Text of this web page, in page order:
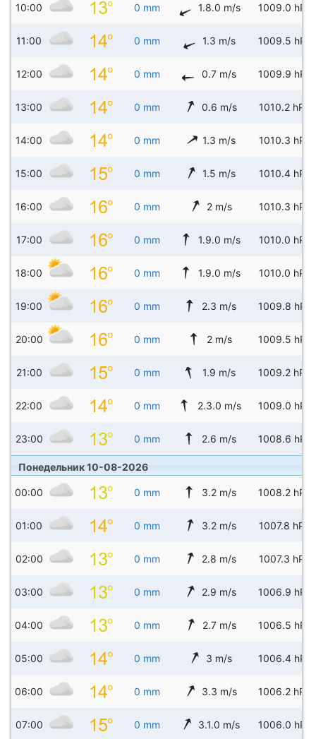
10:00 0 mm 1.8.0 m/s 1009.0 hPa
11:00 0 mm 1.3 m/s 1009.5 hPa
12:00 0 mm 0.7 m/s 1009.9 hPa
13:00 0 mm 0.6 m/s 1010.2 hPa
14:00 0 mm 1.3 m/s 1010.3 hPa
15:00 0 mm 1.5 m/s 1010.4 hPa
16:00 0 mm 2 m/s 1010.3 hPa
17:00 0 mm 1.9.0 m/s 1010.0 hPa
18:00 0 mm 1.9.0 m/s 1010.0 hPa
19:00 0 mm 2.3 m/s 1009.8 hPa
20:00 0 mm 2 m/s 1009.5 hPa
21:00 0 mm 1.9 m/s 1009.2 hPa
22:00 0 mm 2.3.0 m/s 1009.0 hPa
23:00 0 mm 2.6 m/s 1008.6 hPa
Понедельник 10-08-2026
00:00 0 mm 3.2 m/s 1008.2 hPa
01:00 0 mm 3.2 m/s 1007.8 hPa
02:00 0 mm 2.8 m/s 1007.3 hPa
03:00 0 mm 2.9 m/s 1006.9 hPa
04:00 0 mm 2.7 m/s 1006.5 hPa
05:00 0 mm 3 m/s 1006.4 hPa
06:00 0 mm 3.3 m/s 1006.2 hPa
07:00 0 mm 3.1.0 m/s 1006.0 hPa